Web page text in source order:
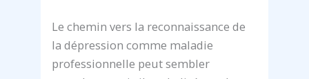
Le chemin vers la reconnaissance de
la dépression comme maladie
professionnelle peut sembler